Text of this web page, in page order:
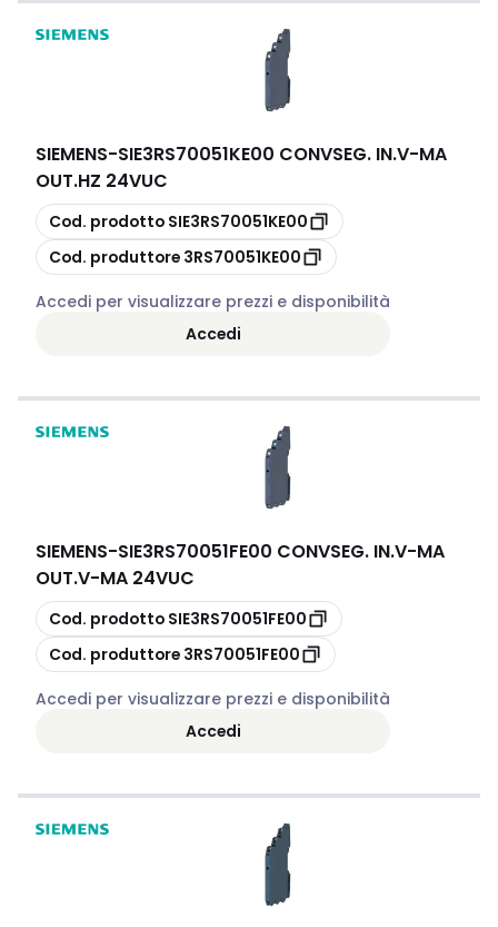
SIEMENS-SIE3RS70051KE00 CONVSEG. IN.V-MA
OUT.HZ 24VUC
copia
Cod. prodotto SIE3RS70051KE00
copia
Cod. produttore 3RS70051KE00
Accedi per visualizzare prezzi e disponibilità
Accedi
SIEMENS-SIE3RS70051FE00 CONVSEG. IN.V-MA
OUT.V-MA 24VUC
copia
Cod. prodotto SIE3RS70051FE00
copia
Cod. produttore 3RS70051FE00
Accedi per visualizzare prezzi e disponibilità
Accedi